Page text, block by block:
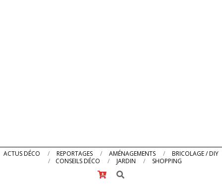
Primary
ACTUS DÉCO REPORTAGES AMÉNAGEMENTS
BRICOLAGE / DIY
CONSEILS DÉCO
JARDIN
SHOPPING
Search